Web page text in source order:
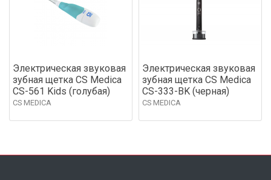
Электрическая звуковая
зубная щетка CS Medica
CS-561 Kids (голубая)
CS MEDICA
Электрическая звуковая
зубная щетка CS Medica
CS-333-BK (черная)
CS MEDICA